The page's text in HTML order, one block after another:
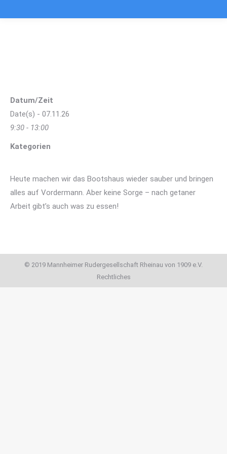
Datum/Zeit
Date(s) - 07.11.26
9:30 - 13:00
Kategorien
Heute machen wir das Bootshaus wieder sauber und bringen
alles auf Vordermann. Aber keine Sorge – nach getaner
Arbeit gibt’s auch was zu essen!
© 2019 Mannheimer Rudergesellschaft Rheinau von 1909 e.V.
Rechtliches